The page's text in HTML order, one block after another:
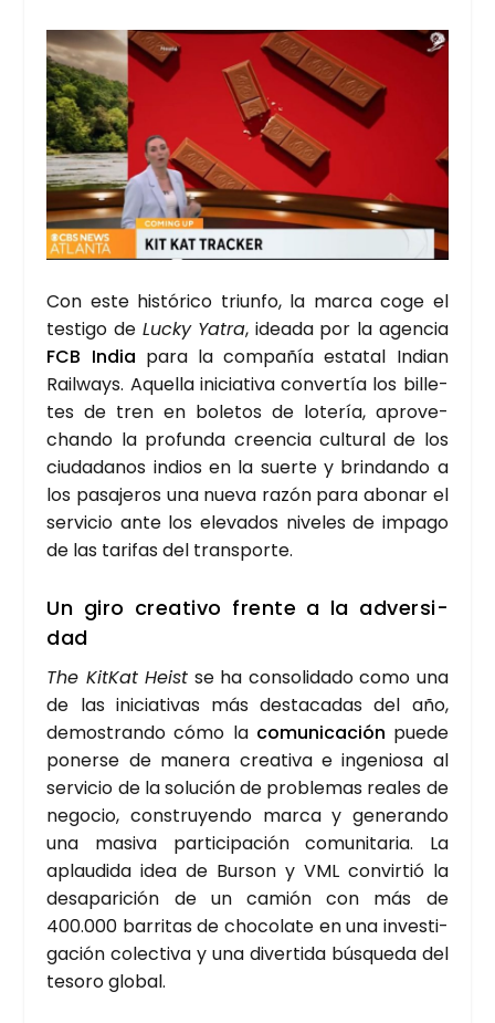
Con este his­tó­ri­co triun­fo, la mar­ca coge el
tes­ti­go de Lucky Yatra, idea­da por la agen­cia
FCB India para la com­pa­ñía esta­tal Indian
Rail­ways. Aque­lla ini­cia­ti­va con­ver­tía los bille­
tes de tren en bole­tos de lote­ría, apro­ve­
chan­do la pro­fun­da creen­cia cul­tu­ral de los
ciu­da­da­nos indios en la suer­te y brin­dan­do a
los pasa­je­ros una nue­va razón para abo­nar el
ser­vi­cio ante los ele­va­dos nive­les de impa­go
de las tari­fas del trans­por­te.
Un giro crea­ti­vo fren­te a la adver­si­
dad
The Kit­Kat Heist se ha con­so­li­da­do como una
de las ini­cia­ti­vas más des­ta­ca­das del año,
demos­tran­do cómo la comu­ni­ca­ción pue­de
poner­se de mane­ra crea­ti­va e inge­nio­sa al
ser­vi­cio de la solu­ción de pro­ble­mas reales de
nego­cio, cons­tru­yen­do mar­ca y gene­ran­do
una masi­va par­ti­ci­pa­ción comu­ni­ta­ria. La
aplau­di­da idea de Bur­son y VML con­vir­tió la
des­apa­ri­ción de un camión con más de
400.000 barri­tas de cho­co­la­te en una inves­ti­
ga­ción colec­ti­va y una diver­ti­da bús­que­da del
teso­ro glo­bal.